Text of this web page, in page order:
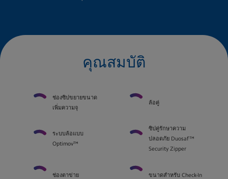
คุณสมบัติ
ช่องซิปขยายขนาด
เพิ่มความจุ
ล้อคู่
ระบบล้อแบบ
Optimov™
ซิปคู่รักษาความ
ปลอดภัย Duosaf™
Security Zipper
ช่องตาข่าย ขนาดสำหรับ Check-In